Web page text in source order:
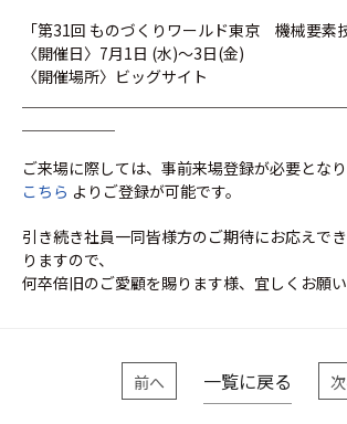
「第31回 ものづくりワールド東京 機械要素
〈開催日〉7月1日 (水)～3日(金)
〈開催場所〉ビッグサイト
ご来場に際しては、事前来場登録が必要となり
こちら よりご登録が可能です。
引き続き社員一同皆様方のご期待にお応えで
りますので、
何卒倍旧のご愛顧を賜ります様、宜しくお願い
前へ 一覧に戻る